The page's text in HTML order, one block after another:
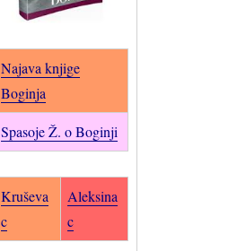
Najava knjige
Boginja
Spasoje Ž. o Boginji
Kruševa
c
Aleksina
c